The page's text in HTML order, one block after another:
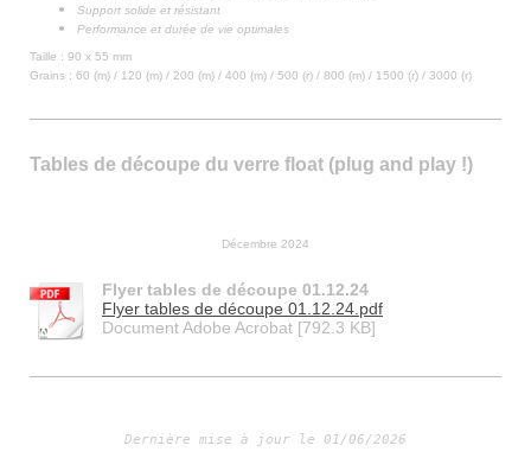
Support solide et résistant
Performance et durée de vie optimales
Taille : 90 x 55 mm
Grains : 60 (m) / 120 (m) / 200 (m) / 400 (m) / 500 (r) / 800 (m) / 1500 (r) / 3000 (r)
Tables de découpe du verre float (plug and play !)
Décembre 2024
Flyer tables de découpe 01.12.24
Flyer tables de découpe 01.12.24.pdf
Document Adobe Acrobat [792.3 KB]
Dernière mise à jour le 01/06/2026